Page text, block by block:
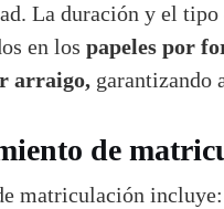
La duración y el tipo
en los papeles por
arraigo, garantizando
de
matriculación incluye: